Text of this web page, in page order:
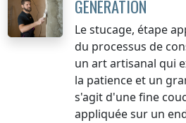
GÉNÉRATION
Le stucage, étape
du processus de
un art artisanal qui
la patience et un
s'agit d'une fine
appliquée sur un